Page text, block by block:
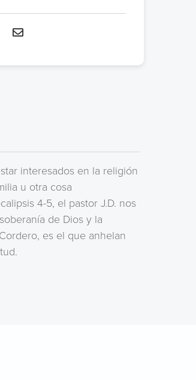
interesados en la religión
u otra cosa
4-5, el pastor J.D. nos
de Dios y la
es el que anhelan